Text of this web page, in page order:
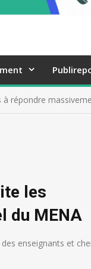
répondre
les
du MENA
enseignants et